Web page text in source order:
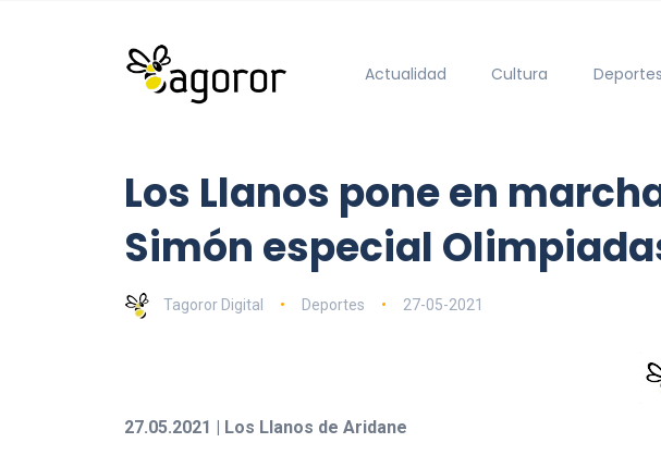
Actualidad Cultura Deportes
Los Llanos pone en
Simón especial
Tagoror Digital Deportes 27-05-2021
27.05.2021 | Los Llanos de Aridane